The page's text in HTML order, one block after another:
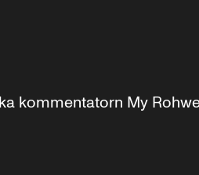
kommentatorn My